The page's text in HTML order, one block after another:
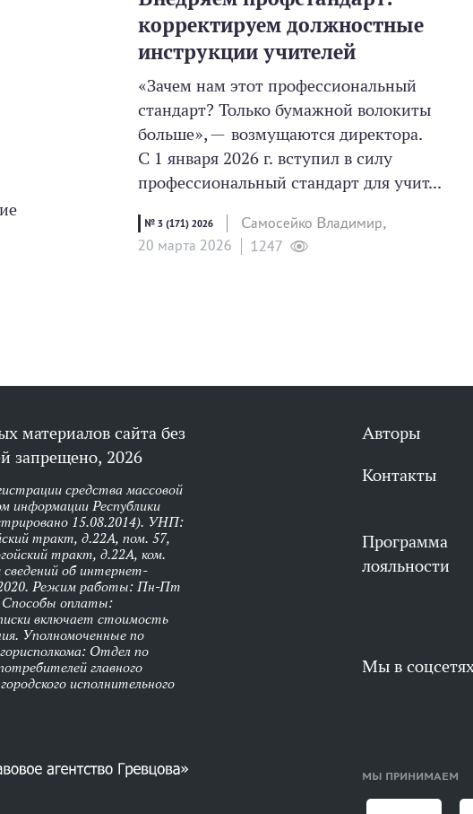
корректируем должностные
инструкции учителей
«Зачем нам этот профессиональный
стандарт? Только бумажной волокиты
больше», — возмущаются директора.
С 1 января 2026 г. вступил в силу
профессиональный стандарт для учит...
№ 3 (171) 2026
Самосейко Владимир,
20 мартa 2026
1247
материалов сайта без
запрещено, 2026
средства массовой
информации Республики
15.08.2014). УНП:
тракт, д.22А, пом. 57,
тракт, д.22А, ком.
об интернет-
Режим работы: Пн-Пт
оплаты:
включает стоимость
Уполномоченные по
Отдел по
главного
исполнительного
Авторы
Контакты
Программа
лояльности
Мы в
МЫ ПРИНИМАЕМ